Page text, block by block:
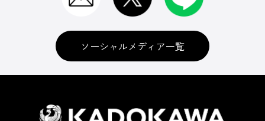
ソーシャルメディア一覧